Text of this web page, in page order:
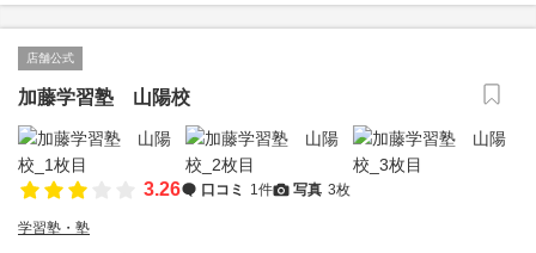
店舗公式
加藤学習塾 山陽校
3.26 口コミ 1件 写真 3枚
学習塾・塾